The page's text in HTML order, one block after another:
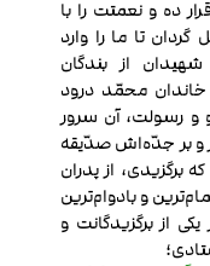
ده و نعمتت را با
تا ما را وارد
از بندگان
محمّد درود
رسولت، آن سرور
و بر جدّه‌اش صدّیقه
برگزیدی، از پدران
و بادوام‌ترین
از برگزیدگانت و